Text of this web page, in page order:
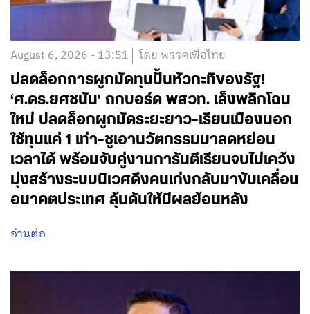
August 6, 2026 - 13:51 โดย พรรคเพื่อไทย
ปลดล็อกการผูกมัดทุนปั้นหัวกะทิของรัฐ!
‘ศ.ดร.ยศชนัน’ ถกบอร์ด พสวท. เล็งพลิกโฉม
ใหม่ ปลดล็อกผูกมัดระยะยาว-เรียนเมืองนอก
ใช้ทุนแค่ 1 เท่า-ชูเอานวัตกรรมมาลดหย่อน
เวลาได้ พร้อมจับคู่งานการันตีเรียนจบไม่เคว้ง
มุ่งสร้างระบบนิเวศดึงคนเก่งกลับมาขับเคลื่อน
อนาคตประเทศ ลุ้นดันให้มีผลย้อนหลัง
อ่านต่อ